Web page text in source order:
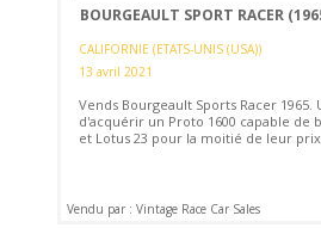
BOURGEAULT SPORT RACER
CALIFORNIE (ETATS-UNIS (USA))
13 avril 2021
Vends Bourgeault Sports Racer 1965.
d'acquérir un Proto 1600 capable de
et Lotus 23 pour la moitié de leur
Vendu par : Vintage Race Car Sales